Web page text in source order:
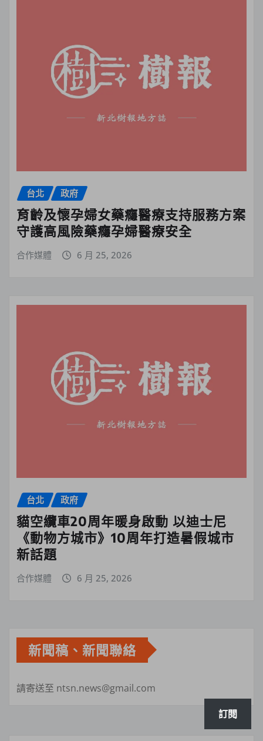
台北 政府
育齡及懷孕婦女藥癮醫療支持服務方案
守護高風險藥癮孕婦醫療安全
合作媒體 6 月 25, 2026
台北 政府
貓空纜車20周年暖身啟動 以迪士尼
《動物方城市》10周年打造暑假城市
新話題
合作媒體 6 月 25, 2026
新聞稿、新聞聯絡
請寄送至 ntsn.news@gmail.com
訂閱